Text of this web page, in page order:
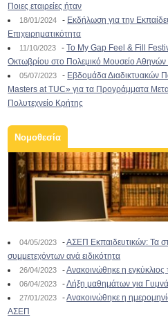
Ποιες εταιρείες ήταν
18/01/2024 - Εκδήλωση για την
Επιχειρηματικότητα
11/10/2023 -To My Gap Feel & Fill
Οκτωβρίου στο Πολεμικό Μουσείο
05/07/2023 - Εβδομάδα Διαδικτυακών
Masters at TUC» για τα Προγράμματα
Πολυτεχνείο Κρήτης
Νομοθεσία
04/05/2023 -ΑΣΕΠ Εκπαιδευτικών: Τα
συμμετεχόντων ανά ειδικότητα
26/04/2023 -Ανακοινώθηκε η
06/04/2023 -Λήξη μαθημάτων για
27/01/2023 -Ανακοινώθηκε η
ΑΣΕΠ